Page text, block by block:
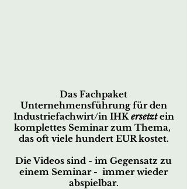
Das Fachpaket
Unternehmensführung für den
Industriefachwirt/in IHKersetztein
komplettes Seminar zum Thema,
das oft viele hundert EUR kostet.
Die Videos sind - im Gegensatz zu
einem Seminar - immer wieder
abspielbar.